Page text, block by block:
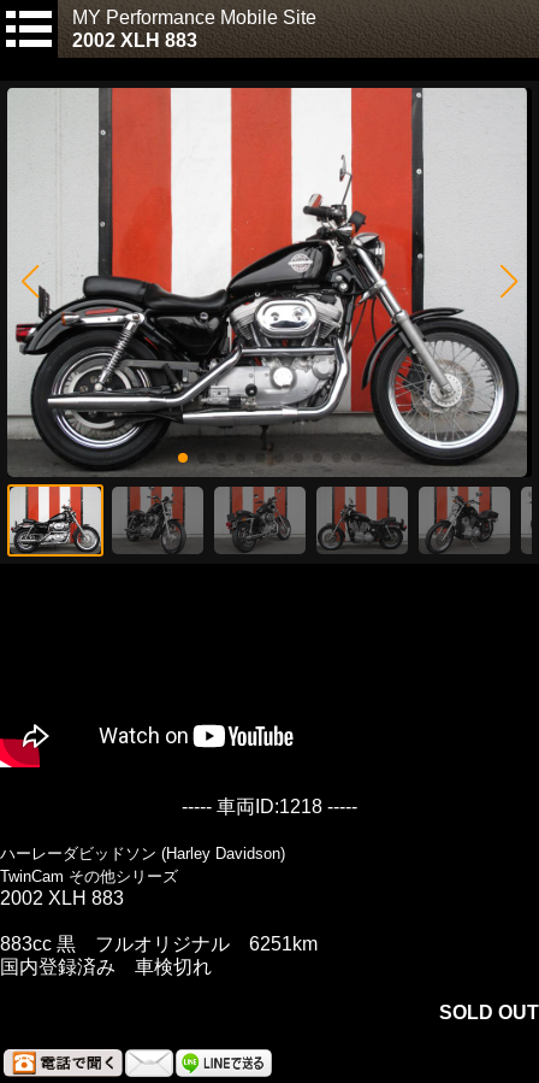
MY Performance Mobile Site
2002 XLH 883
----- 車両ID:1218 -----
ハーレーダビッドソン (Harley Davidson)
TwinCam その他シリーズ
2002 XLH 883
883cc 黒 フルオリジナル 6251km
国内登録済み 車検切れ
SOLD OUT